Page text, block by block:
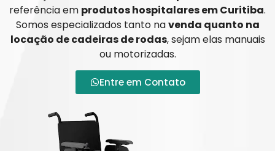
referência em produtos hospitalares em Curitiba.
Somos especializados tanto navenda quanto na
locação de cadeiras de rodas, sejam elas manuais
ou motorizadas.
Entre em Contato